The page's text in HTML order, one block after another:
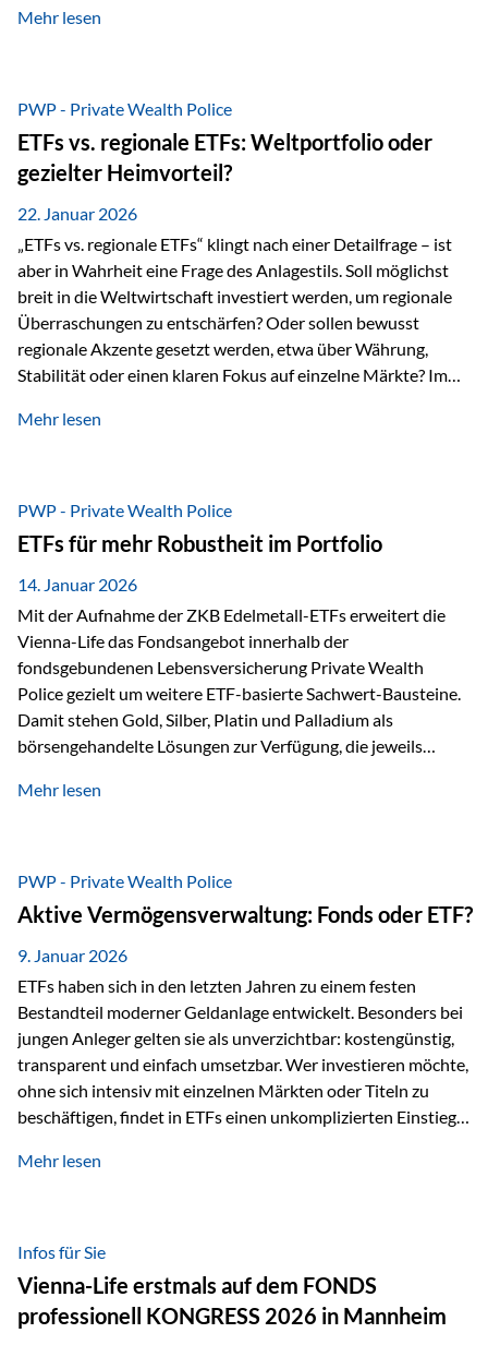
Sachwerten mit einer Investition in Sachwerte zu
gerade dann, wenn Märkte nervös werden,…
Mehr lesen
PWP - Private Wealth Police
ETFs vs. regionale ETFs: Weltportfolio oder
gezielter Heimvorteil?
22. Januar 2026
„ETFs vs. regionale ETFs“ klingt nach einer Detailfrage – ist
aber in Wahrheit eine Frage des Anlagestils. Soll möglichst
breit in die Weltwirtschaft investiert werden, um regionale
Überraschungen zu entschärfen? Oder sollen bewusst
regionale Akzente gesetzt werden, etwa über Währung,
Stabilität oder einen klaren Fokus auf einzelne Märkte? Im
Wealth Police der Vienna-Life lassen sich beide Ansätze
Risikostreuung, Inflationsrobustheit und Stabilisierung. 1)
Die Philosophiefrage: breit oder bewusst? Global investieren
bedeutet: Das Portfolio bildet die Weltmärkte möglichst
breit ab, ohne die…
Mehr lesen
PWP - Private Wealth Police
ETFs für mehr Robustheit im Portfolio
14. Januar 2026
Mit der Aufnahme der ZKB Edelmetall-ETFs erweitert die
Vienna-Life das Fondsangebot innerhalb der
fondsgebundenen Lebensversicherung Private Wealth
Police gezielt um weitere ETF-basierte Sachwert-Bausteine.
Damit stehen Gold, Silber, Platin und Palladium als
börsengehandelte Lösungen zur Verfügung, die jeweils
dabei nicht auf einzelnen Marktmeinungen, sondern auf
Inflationsrobustheit und Stabilisierung – eingebettet in eine
liechtensteinische Versicherungsstruktur. Die
Sicherheitsarchitektur: Liechtenstein als Strukturprinzip Die
Private Wealth Police positioniert sich mit einer dreistufigen
Sicherheitsarchitektur, die auf mehreren Ebenen ansetzt:
Stufe 1: Versicherer-Ebene • Versicherung mit…
Mehr lesen
PWP - Private Wealth Police
Aktive Vermögensverwaltung: Fonds oder ETF?
9. Januar 2026
ETFs haben sich in den letzten Jahren zu einem festen
Bestandteil moderner Geldanlage entwickelt. Besonders bei
jungen Anleger gelten sie als unverzichtbar: kostengünstig,
transparent und einfach umsetzbar. Wer investieren möchte,
ohne sich intensiv mit einzelnen Märkten oder Titeln zu
beschäftigen, findet in ETFs einen unkomplizierten Einstieg
werden häufig kritisch betrachtet. Sie gelten als teurer,
Beide Ansätze haben ihre Berechtigung und ihre Stärken
entfalten sie oft gerade in Kombination. ETFs: Effizient, breit
gestreut und klar strukturiert…
Mehr lesen
Infos für Sie
Vienna-Life erstmals auf dem FONDS
professionell KONGRESS 2026 in Mannheim